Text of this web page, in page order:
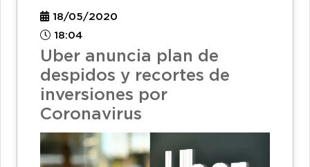
18/05/2020
18:04
Uber anuncia plan de
despidos y recortes de
inversiones por
Coronavirus